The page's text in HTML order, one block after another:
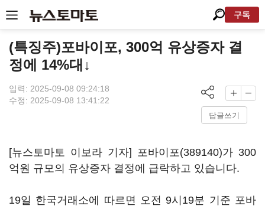
구독
(특징주)포바이포, 300억 유상증자 결
정에 14%대↓
입력: 2025-09-08 09:24:18
수정: 2025-09-08 13:41:22
답글쓰기
[뉴스토마토 이보라 기자] 포바이포(389140)가 300
억원 규모의 유상증자 결정에 급락하고 있습니다.
19일 한국거래소에 따르면 오전 9시19분 기준 포바